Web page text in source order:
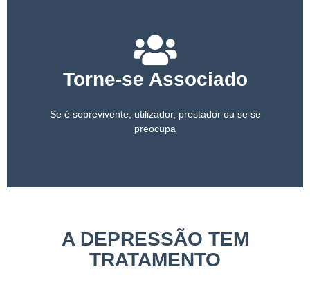
Torne-se Associado
Se é sobrevivente, utilizador, prestador ou se se
preocupa
A DEPRESSÃO TEM
TRATAMENTO